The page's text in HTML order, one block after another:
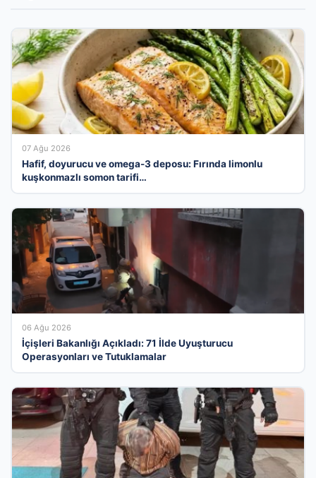
07 Ağu 2026
Hafif, doyurucu ve omega-3 deposu: Fırında limonlu
kuşkonmazlı somon tarifi…
06 Ağu 2026
İçişleri Bakanlığı Açıkladı: 71 İlde Uyuşturucu
Operasyonları ve Tutuklamalar